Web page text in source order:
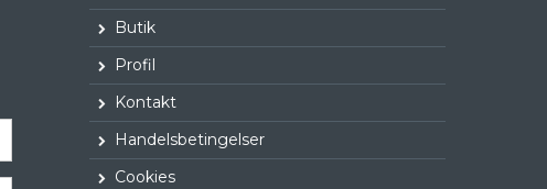
Butik
Profil
Kontakt
Handelsbetingelser
Cookies